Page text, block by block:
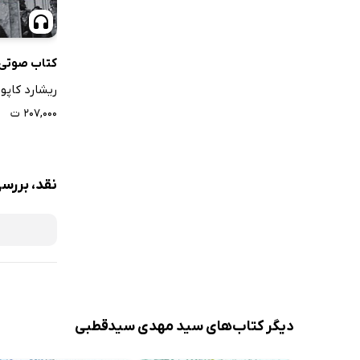
پروگرام
تلگراف
ترشیز
تربت
نیشابور
تشریفات
نتیجه
نتیجه
کتاب
ریشارد
۲۰۷,۰۰۰ ت
نقد،
دیگر کتاب‌های سید مهدی سیدقطبی